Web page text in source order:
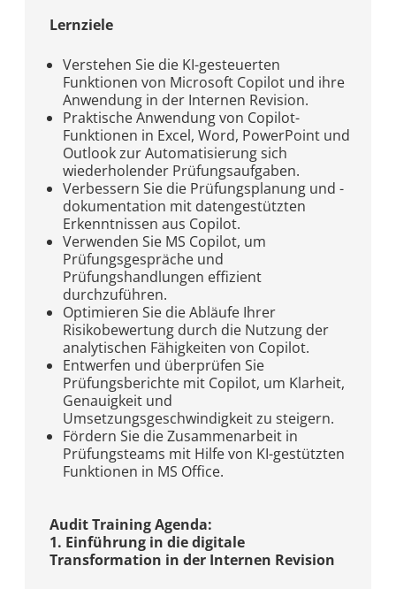
Lernziele
Verstehen Sie die KI-gesteuerten
Funktionen von Microsoft Copilot und ihre
Anwendung in der Internen Revision.
Praktische Anwendung von Copilot-
Funktionen in Excel, Word, PowerPoint und
Outlook zur Automatisierung sich
wiederholender Prüfungsaufgaben.
Verbessern Sie die Prüfungsplanung und -
dokumentation mit datengestützten
Erkenntnissen aus Copilot.
Verwenden Sie MS Copilot, um
Prüfungsgespräche und
Prüfungshandlungen effizient
durchzuführen.
Optimieren Sie die Abläufe Ihrer
Risikobewertung durch die Nutzung der
analytischen Fähigkeiten von Copilot.
Entwerfen und überprüfen Sie
Prüfungsberichte mit Copilot, um Klarheit,
Genauigkeit und
Umsetzungsgeschwindigkeit zu steigern.
Fördern Sie die Zusammenarbeit in
Prüfungsteams mit Hilfe von KI-gestützten
Funktionen in MS Office.
Audit Training Agenda:
1. Einführung in die digitale
Transformation in der Internen Revision